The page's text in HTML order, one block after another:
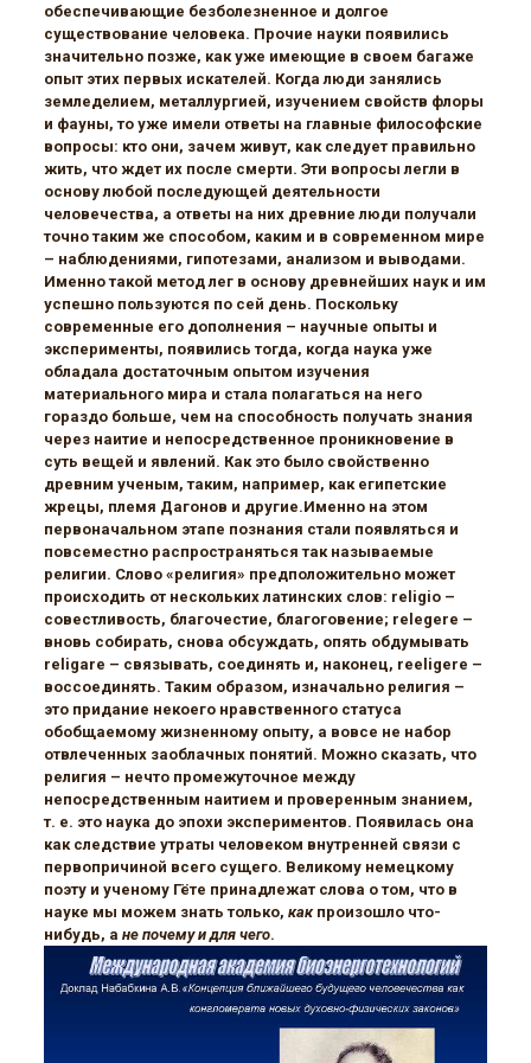
обеспечивающие безболезненное и долгое
существование человека. Прочие науки появились
значительно позже, как уже имеющие в своем багаже
опыт этих первых искателей. Когда люди занялись
земледелием, металлургией, изучением свойств флоры
и фауны, то уже имели ответы на главные философские
вопросы: кто они, зачем живут, как следует правильно
жить, что ждет их после смерти. Эти вопросы легли в
основу любой последующей деятельности
человечества, а ответы на них древние люди получали
точно таким же способом, каким и в современном мире
– наблюдениями, гипотезами, анализом и выводами.
Именно такой метод лег в основу древнейших наук и им
успешно пользуются по сей день. Поскольку
современные его дополнения – научные опыты и
эксперименты, появились тогда, когда наука уже
обладала достаточным опытом изучения
материального мира и стала полагаться на него
гораздо больше, чем на способность получать знания
через наитие и непосредственное проникновение в
суть вещей и явлений. Как это было свойственно
древним ученым, таким, например, как египетские
жрецы, племя Дагонов и другие.Именно на этом
первоначальном этапе познания стали появляться и
повсеместно распространяться так называемые
религии. Слово «религия» предположительно может
происходить от нескольких латинских слов: religio –
совестливость, благочестие, благоговение; relegere –
вновь собирать, снова обсуждать, опять обдумывать
religare – связывать, соединять и, наконец, reeligere –
воссоединять. Таким образом, изначально религия –
это придание некоего нравственного статуса
обобщаемому жизненному опыту, а вовсе не набор
отвлеченных заоблачных понятий. Можно сказать, что
религия – нечто промежуточное между
непосредственным наитием и проверенным знанием,
т. е. это наука до эпохи экспериментов. Появилась она
как следствие утраты человеком внутренней связи с
первопричиной всего сущего. Великому немецкому
поэту и ученому Гёте принадлежат слова о том, что в
науке мы можем знать только, какпроизошло что-
нибудь, а не почему и для чего.